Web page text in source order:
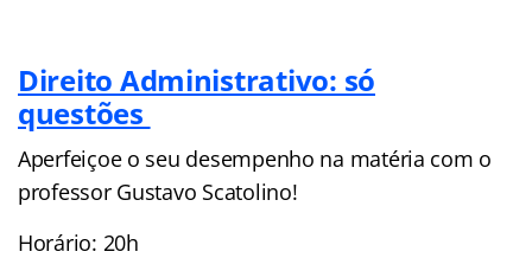
Direito Administrativo: só
questões
Aperfeiçoe o seu desempenho na matéria com o
professor Gustavo Scatolino!
Horário: 20h